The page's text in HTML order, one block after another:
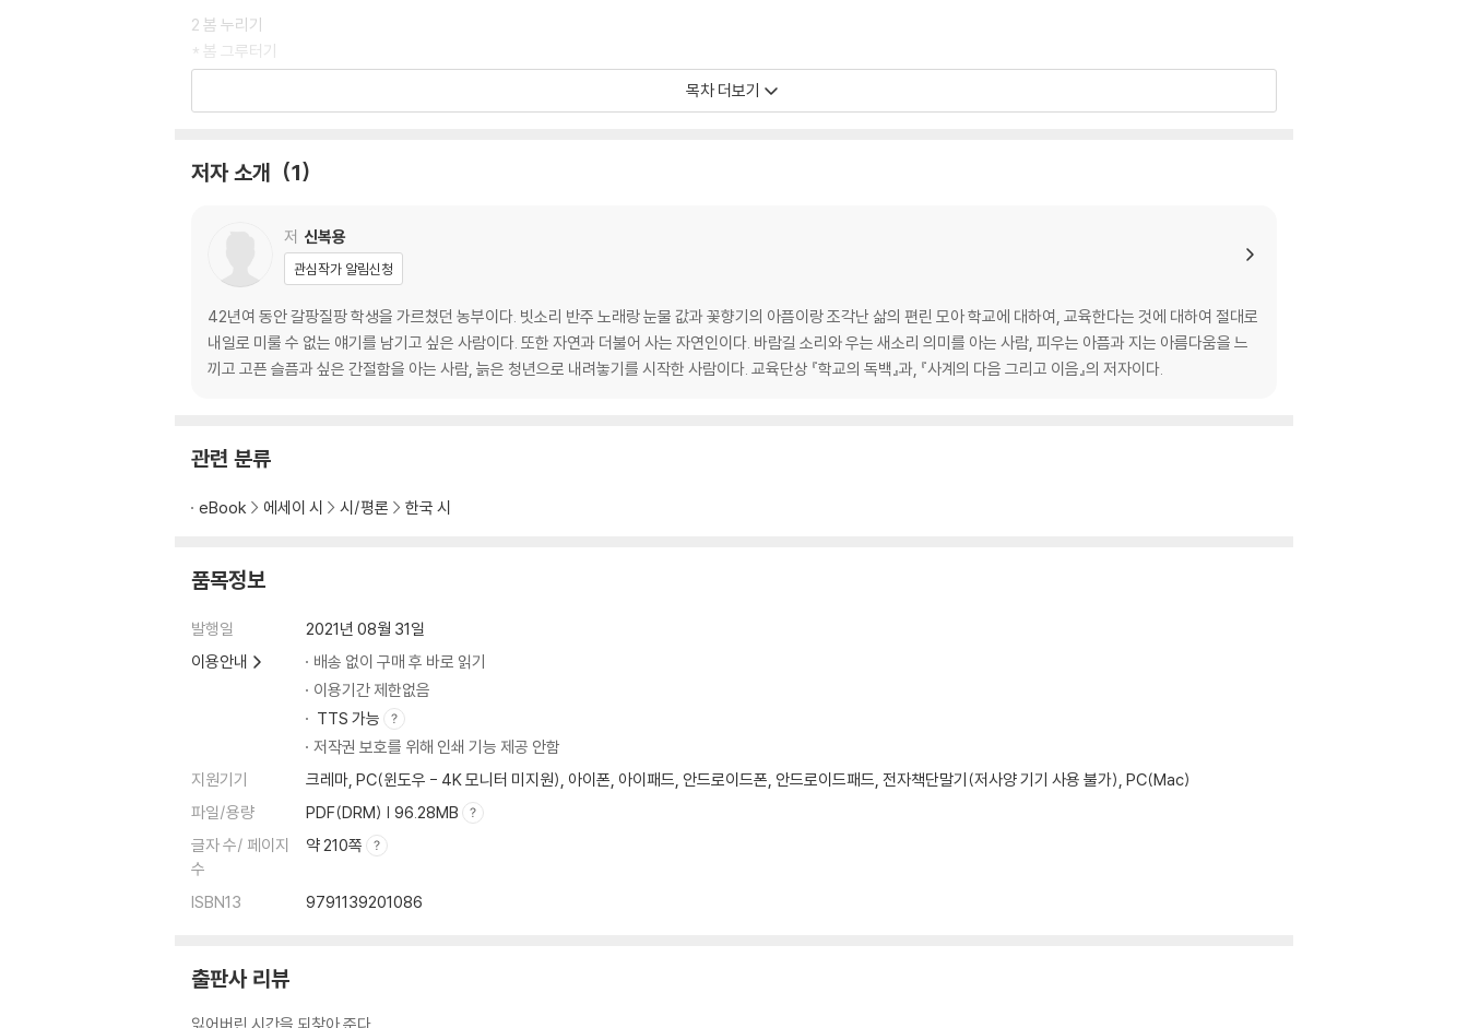
2 봄 누리기
* 봄 그루터기
우물 파다 웃음 푸다 / 봄이 오는 길목 / 새봄은 어디부터 갈까 / 봄 낙수 1 / 봄이 오는 소리 / 봄 부스러기 / 야유회 / 봄이 오는 듯 가고 / 옛 봄 그 편지 / 봄 흩은 얘기 / 봄꽃이 아
름다운 까닭 / 4월은 허무한 달 / 봄 새김질 / 장미의 유혹 / 봄 푸념 / 복수초 / 수선화 / 튤립 / 진달래 / 봄 넋두리 / 개나리 / 봄 낙수 2 / 꽃들의 전쟁 / 꽃의 아우성 / 추모의 상념
3 여름 자라기
밤나무 골의 비애 / 모깃불 추억 / 채송화와 분꽃의 사랑 / 어머니 장독지기 꽃 / 모란이면 모란인 것을 / 폭포 앞에 서면 / 바닷가 참회 / 안개꽃 아내 꽃 / 원추리 / 깨어진 수박 /
해바라기 / 개똥참외 추억 / 애수 서린 봉숭아 / 자리다툼 / 꽃은 안 보고 꽃송이만 세는 세상 / 배롱나무 메롱 나무 / 전원의 사치 / 아내의 텃밭 정원 / 모를 이름 삼복 헤어나기 /
여름 밤하늘 / 정자나무 아래에는 / 고향 산 / 여름 나기 추억 / 매미와 청년 / 오만한 칡의 종말 / 여름 타박
4 가을 거두기
* 가을 그루터기
에필로그
목차 더보기
저자 소개 1
저 신복용
관심작가 알림신청
42년여 동안 갈팡질팡 학생을 가르쳤던 농부이다. 빗소리 반주 노래랑 눈물 값과 꽃향기의 아픔이랑 조각난 삶의 편린 모아 학교에 대하여, 교육한다는 것에 대하여 절대로
내일로 미룰 수 없는 얘기를 남기고 싶은 사람이다. 또한 자연과 더불어 사는 자연인이다. 바람길 소리와 우는 새소리 의미를 아는 사람, 피우는 아픔과 지는 아름다움을 느
끼고 고픈 슬픔과 싶은 간절함을 아는 사람, 늙은 청년으로 내려놓기를 시작한 사람이다. 교육단상 『학교의 독백』과, 『사계의 다음 그리고 이음』의 저자이다.
관련 분류
eBook 에세이 시 시/평론 한국 시
품목정보
발행일
2021년 08월 31일
이용안내
배송 없이 구매 후 바로 읽기
이용기간 제한없음
TTS 가능
저작권 보호를 위해 인쇄 기능 제공 안함
지원기기
크레마, PC(윈도우 - 4K 모니터 미지원), 아이폰, 아이패드, 안드로이드폰, 안드로이드패드, 전자책단말기(저사양 기기 사용 불가), PC(Mac)
파일/용량
PDF(DRM) | 96.28MB
글자 수/ 페이지
수
약 210쪽
ISBN13 9791139201086
출판사 리뷰